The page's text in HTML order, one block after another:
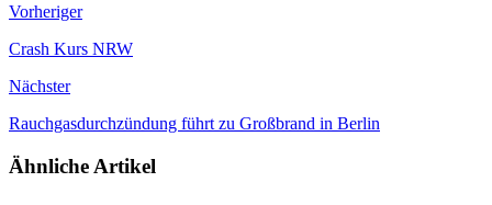
Vorheriger
Crash Kurs NRW
Nächster
Rauchgasdurchzündung führt zu Großbrand in Berlin
Ähnliche Artikel